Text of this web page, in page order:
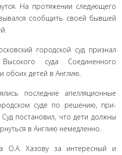
На протяжении следующего
сообщить своей бывшей
городской суд признал
суда Соединенного
обоих детей в Англию.
последние апелляционные
суде по решению, при­
постановил, что дети должны
в Англию немедленно.
О.А. Хазову за интересный и